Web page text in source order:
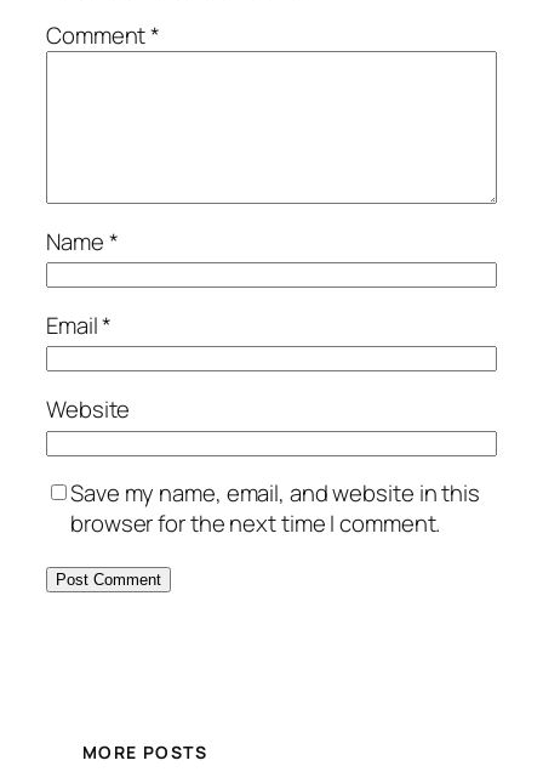
Comment*
Name*
Email*
Website
Save my name, email, and website in this
browser for the next time I comment.
MORE POSTS